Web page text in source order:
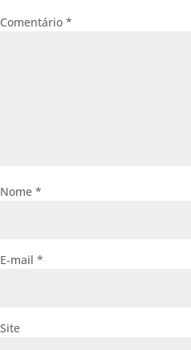
Comentário *
Nome *
E-mail *
Site